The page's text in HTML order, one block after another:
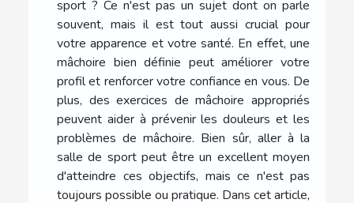
sport ? Ce n'est pas un sujet dont on parle
souvent, mais il est tout aussi crucial pour
votre apparence et votre santé. En effet, une
mâchoire bien définie peut améliorer votre
profil et renforcer votre confiance en vous. De
plus, des exercices de mâchoire appropriés
peuvent aider à prévenir les douleurs et les
problèmes de mâchoire. Bien sûr, aller à la
salle de sport peut être un excellent moyen
d'atteindre ces objectifs, mais ce n'est pas
toujours possible ou pratique. Dans cet article,